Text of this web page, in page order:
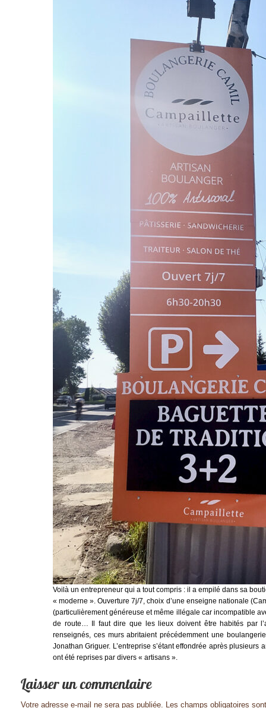
Voilà un entrepreneur qui a tout compris : il a empilé dans sa
« moderne ». Ouverture 7j/7, choix d’une enseigne nationale
(particulièrement généreuse et même illégale car incompatible
de route… Il faut dire que les lieux doivent être habités par
renseignés, ces murs abritaient précédemment une
Jonathan Griguer. L’entreprise s’étant effondrée après plusieurs
ont été reprises par divers « artisans ».
Votre adresse e-mail ne sera pas publiée. Les champs obligatoires